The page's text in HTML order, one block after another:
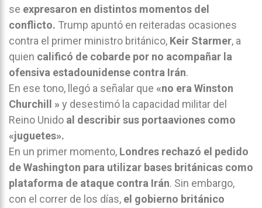
se expresaron en distintos momentos del
conflicto. Trump apuntó en reiteradas ocasiones
contra el primer ministro británico, Keir Starmer, a
quien calificó de cobarde por no acompañar la
ofensiva estadounidense contra Irán.
En ese tono, llegó a señalar que «no era Winston
Churchill » y desestimó la capacidad militar del
Reino Unido al describir sus portaaviones como
«juguetes».
En un primer momento, Londres rechazó el pedido
de Washington para utilizar bases británicas como
plataforma de ataque contra Irán. Sin embargo,
con el correr de los días, el gobierno británico